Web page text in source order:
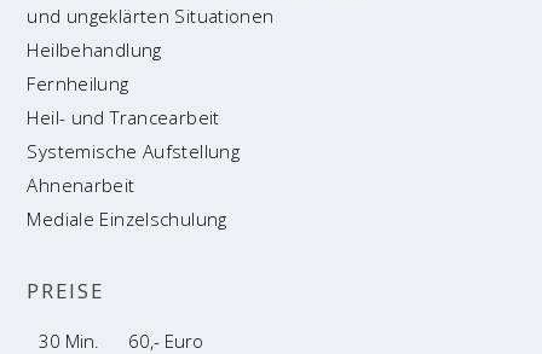
und unge­klär­ten Situationen
Heil­be­hand­lung
Fern­hei­lung
Heil- und Trancearbeit
Sys­te­mi­sche Aufstellung
Ahnen­ar­beit
Media­le Einzelschulung
PREI­SE
30 Min.
60,- Euro